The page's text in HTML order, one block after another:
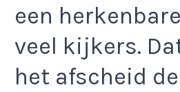
een
veel kijkers.
het afscheid